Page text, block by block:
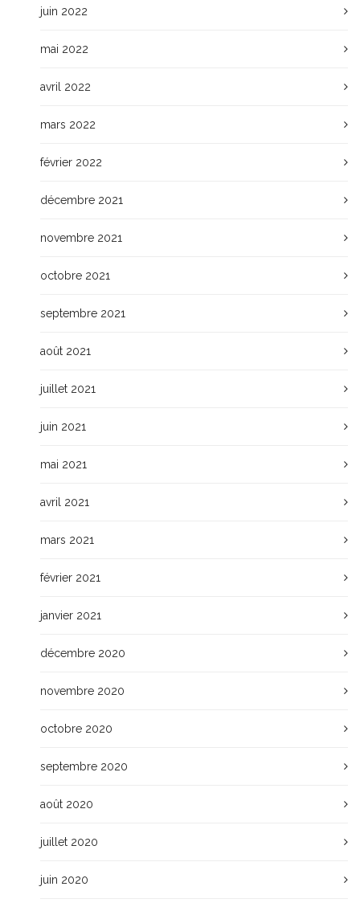
juin 2022
mai 2022
avril 2022
mars 2022
février 2022
décembre 2021
novembre 2021
octobre 2021
septembre 2021
août 2021
juillet 2021
juin 2021
mai 2021
avril 2021
mars 2021
février 2021
janvier 2021
décembre 2020
novembre 2020
octobre 2020
septembre 2020
août 2020
juillet 2020
juin 2020